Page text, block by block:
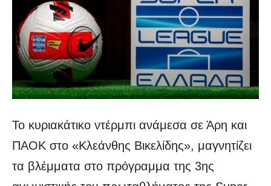
Το κυριακάτικο ντέρμπι ανάμεσα σε Άρη και
ΠΑΟΚ στο «Κλεάνθης Βικελίδης», μαγνητίζει
τα βλέμματα στο πρόγραμμα της 3ης